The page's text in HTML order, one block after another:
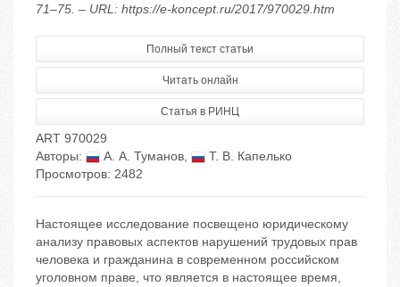
71–75. – URL: https://e-koncept.ru/2017/970029.htm
Полный текст статьи
Читать онлайн
Статья в РИНЦ
ART 970029
Авторы:
А. А. Туманов,
Т. В. Капелько
Просмотров: 2482
Настоящее исследование посвещено юридическому
анализу правовых аспектов нарушений трудовых прав
человека и гражданина в современном российском
уголовном праве, что является в настоящее время,